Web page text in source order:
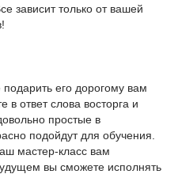
зависит только от вашей
его дорогому вам
в ответ слова восторга и
простые в
подойдут для обучения.
мастер-класс вам
вы сможете исполнять